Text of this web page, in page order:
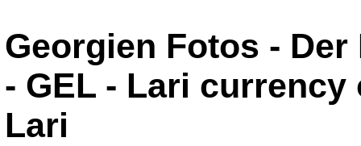
Georgien Fotos -
- GEL - Lari
Lari